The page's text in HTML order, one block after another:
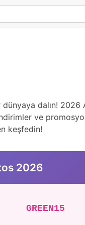
dalın!
ve
keşfedin!
2026
GREEN15